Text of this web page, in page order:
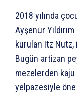
2018 yılında
Ayşenur
kurulan Itz Nutz,
Bugün artizan
mezelerden
yelpazesiyle